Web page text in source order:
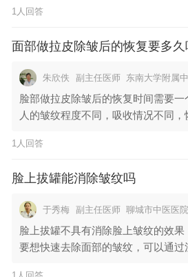
1人回答
面部做拉皮除皱后的恢复要多久
朱欣佚 副主任医师 东南大学附属
脸部做拉皮除皱后的恢复时间需要
人的皱纹程度不同，吸收情况不同，
1人回答
脸上拔罐能消除皱纹吗
于秀梅 副主任医师 聊城市中医医院
脸上拔罐不具有消除脸上皱纹的效果
要想快速去除面部的皱纹，可以通过